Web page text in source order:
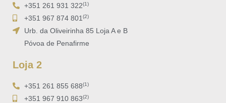
+351 261 931 322(1)
+351 967 874 801 (2)
Urb. da Oliveirinha 85 Loja A e B
Póvoa de Penafirme
Loja 2
+351 261 855 688(1)
+351 967 910 863(2)